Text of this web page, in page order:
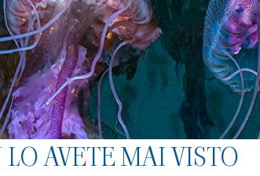
AVETE MAI VISTO